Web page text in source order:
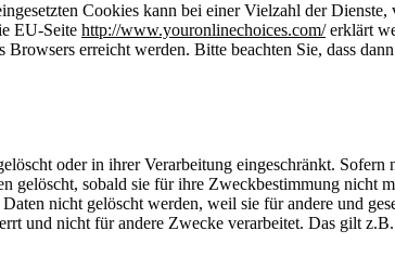
Cookies kann bei einer Vielzahl der
EU-Seite http://www.youronlinechoices.com/erklärt
erreicht werden. Bitte beachten Sie, dass
oder in ihrer Verarbeitung eingeschränkt. Sofern
gelöscht, sobald sie für ihre Zweckbestimmung nicht
nicht gelöscht werden, weil sie für andere und
und nicht für andere Zwecke verarbeitet. Das gilt